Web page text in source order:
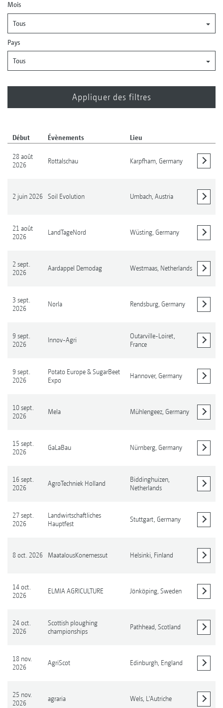
Mois
Tous
Pays
Tous
Début Évènements Lieu
28 août
2026
Rottalschau Karpfham, Germany
2 juin 2026 Soil Evolution Umbach, Austria
21 août
2026
LandTageNord Wüsting, Germany
2 sept.
2026
Aardappel Demodag Westmaas, Netherlands
3 sept.
2026
Norla Rendsburg, Germany
9 sept.
2026
Innov-Agri
Outarville-Loiret,
France
9 sept.
2026
Potato Europe & SugarBeet
Expo
Hannover, Germany
10 sept.
2026
Mela Mühlengeez, Germany
15 sept.
2026
GaLaBau Nürnberg, Germany
16 sept.
2026
AgroTechniek Holland
Biddinghuizen,
Netherlands
27 sept.
2026
Landwirtschaftliches
Hauptfest
Stuttgart, Germany
8 oct. 2026 MaatalousKonemessut Helsinki, Finland
14 oct.
2026
ELMIA AGRICULTURE Jönköping, Sweden
24 oct.
2026
Scottish ploughing
championships
Pathhead, Scotland
18 nov.
2026
AgriScot Edinburgh, England
25 nov.
2026
agraria Wels, L'Autriche